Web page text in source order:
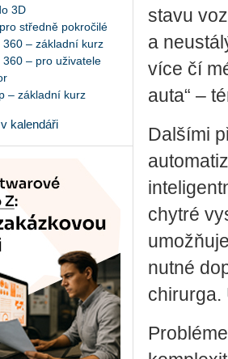
3D
středně pokročilé
– základní kurz
– pro uživatele
– základní kurz
kalendáři
stavu
a
více čí
auta“ –
Dalšími
chytré
nutné
chirurga.